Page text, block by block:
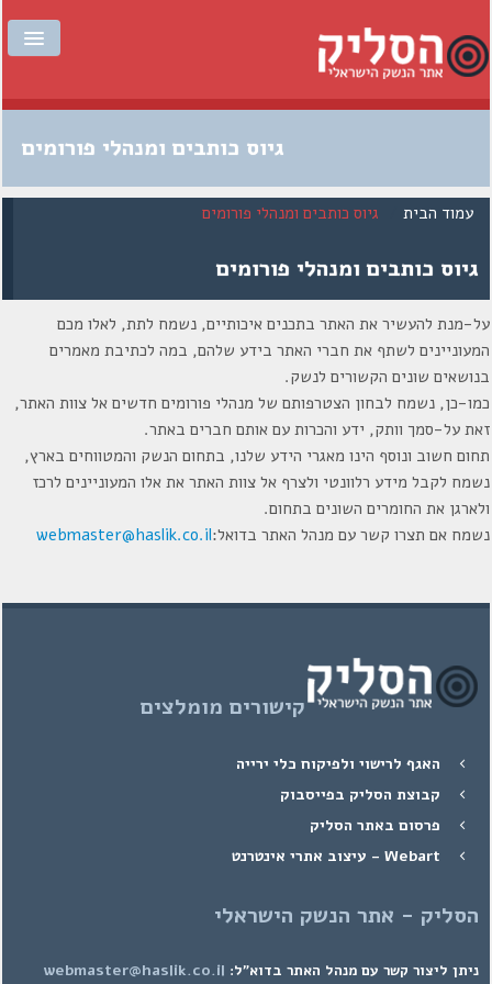
פורומים
כתבות
הנשקיה
המטווחים
צור קשר
גיוס כותבים ומנהלי פורומים
עמוד הבית גיוס כותבים ומנהלי פורומים
גיוס כותבים ומנהלי פורומים
על-מנת להעשיר את האתר בתכנים איכותיים, נשמח לתת, לאלו מכם
המעוניינים לשתף את חברי האתר בידע שלהם, במה לכתיבת מאמרים
בנושאים שונים הקשורים לנשק.
כמו-כן, נשמח לבחון הצטרפותם של מנהלי פורומים חדשים אל צוות האתר,
זאת על-סמך וותק, ידע והכרות עם אותם חברים באתר.
תחום חשוב ונוסף הינו מאגרי הידע שלנו, בתחום הנשק והמטווחים בארץ,
נשמח לקבל מידע רלוונטי ולצרף אל צוות האתר את אלו המעוניינים לרכז
ולארגן את החומרים השונים בתחום.
נשמח אם תצרו קשר עם מנהל האתר בדואל:webmaster@haslik.co.il
קישורים מומלצים
האגף לרישוי ולפיקוח כלי ירייה
קבוצת הסליק בפייסבוק
פרסום באתר הסליק
Webart - עיצוב אתרי אינטרנט
הסליק - אתר הנשק הישראלי
ניתן ליצור קשר עם מנהל האתר בדוא"ל: webmaster@haslik.co.il